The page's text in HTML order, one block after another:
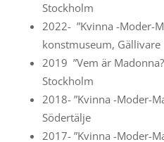
Stockholm
2022- ”Kvinna -Moder-
konstmuseum, Gällivare
2019 ”Vem är
Stockholm
2018- ”Kvinna -Moder-
Södertälje
2017- ”Kvinna -Moder-